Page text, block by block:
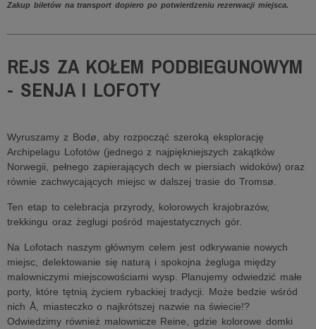
Zakup biletów na transport dopiero po potwierdzeniu rezerwacji miejsca.
REJS ZA KOŁEM PODBIEGUNOWYM
- SENJA I LOFOTY
Wyruszamy z Bodø, aby rozpocząć szeroką eksplorację
Archipelagu Lofotów (jednego z najpiękniejszych zakątków
Norwegii, pełnego zapierających dech w piersiach widoków) oraz
równie zachwycających miejsc w dalszej trasie do Tromsø.
Ten etap to celebracja przyrody, kolorowych krajobrazów,
trekkingu oraz żeglugi pośród majestatycznych gór.
Na Lofotach naszym głównym celem jest odkrywanie nowych
miejsc, delektowanie się naturą i spokojna żegluga między
malowniczymi miejscowościami wysp. Planujemy odwiedzić małe
porty, które tętnią życiem rybackiej tradycji. Może bedzie wśród
nich Å, miasteczko o najkrótszej nazwie na świecie!?
Odwiedzimy również malownicze Reine, gdzie kolorowe domki